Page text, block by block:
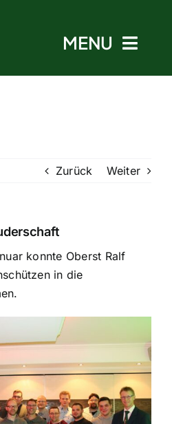
MENU
Zurück Weiter
konnte Oberst Ralf
in die